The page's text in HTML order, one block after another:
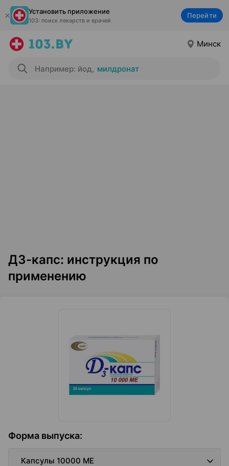
Установить приложение
103: поиск лекарств и врачей
Перейти
Минск
Например: йод, милдронат
Д3-капс: инструкция по
применению
Форма выпуска:
Капсулы 10000 МЕ